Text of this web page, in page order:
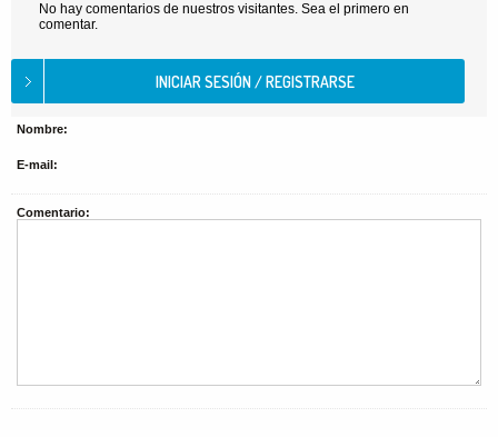
No hay comentarios de nuestros visitantes. Sea el primero en
comentar.
Nombre:
E-mail:
Comentario: